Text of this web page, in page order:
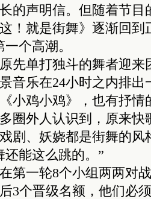
的声明信。但随着节目
！就是街舞》逐渐回到
个高潮。
单打独斗的舞者迎来
音乐在24小时之内排
小鸡小鸡》，也有抒
圈外人认识到，原来快
剧、妖娆都是街舞的风
还能这么跳的。”
一轮8个小组两两对战
3个晋级名额，他们必